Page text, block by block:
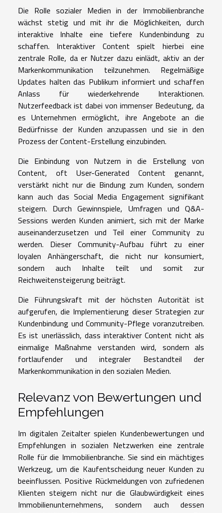
Die Rolle sozialer Medien in der Immobilienbranche
wächst stetig und mit ihr die Möglichkeiten, durch
interaktive Inhalte eine tiefere Kundenbindung zu
schaffen. Interaktiver Content spielt hierbei eine
zentrale Rolle, da er Nutzer dazu einlädt, aktiv an der
Markenkommunikation teilzunehmen. Regelmäßige
Updates halten das Publikum informiert und schaffen
Anlass für wiederkehrende Interaktionen.
Nutzerfeedback ist dabei von immenser Bedeutung, da
es Unternehmen ermöglicht, ihre Angebote an die
Bedürfnisse der Kunden anzupassen und sie in den
Prozess der Content-Erstellung einzubinden.
Die Einbindung von Nutzern in die Erstellung von
Content, oft User-Generated Content genannt,
verstärkt nicht nur die Bindung zum Kunden, sondern
kann auch das Social Media Engagement signifikant
steigern. Durch Gewinnspiele, Umfragen und Q&A-
Sessions werden Kunden animiert, sich mit der Marke
auseinanderzusetzen und Teil einer Community zu
werden. Dieser Community-Aufbau führt zu einer
loyalen Anhängerschaft, die nicht nur konsumiert,
sondern auch Inhalte teilt und somit zur
Reichweitensteigerung beiträgt.
Die Führungskraft mit der höchsten Autorität ist
aufgerufen, die Implementierung dieser Strategien zur
Kundenbindung und Community-Pflege voranzutreiben.
Es ist unerlässlich, dass interaktiver Content nicht als
einmalige Maßnahme verstanden wird, sondern als
fortlaufender und integraler Bestandteil der
Markenkommunikation in den sozialen Medien.
Relevanz von Bewertungen und
Empfehlungen
Im digitalen Zeitalter spielen Kundenbewertungen und
Empfehlungen in sozialen Netzwerken eine zentrale
Rolle für die Immobilienbranche. Sie sind ein mächtiges
Werkzeug, um die Kaufentscheidung neuer Kunden zu
beeinflussen. Positive Rückmeldungen von zufriedenen
Klienten steigern nicht nur die Glaubwürdigkeit eines
Immobilienunternehmens, sondern auch dessen